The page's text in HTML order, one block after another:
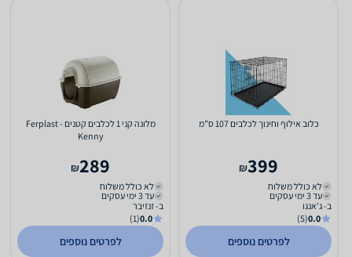
כלוב אילוף וחינוך לכלבים 107 ס"מ
399
₪
לא כולל משלוח
עד 3 ימי עסקים
ב- ג'אנגו
0.0
(5)
לפרטים נוספים
מלונה קני 1 לכלבים קטנים - Ferplast
Kenny
289
₪
לא כולל משלוח
עד 3 ימי עסקים
ב- זנזיבר
0.0
(1)
לפרטים נוספים